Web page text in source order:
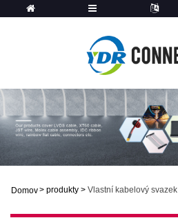
Domov> produkty > Vlastní kabelový svazek